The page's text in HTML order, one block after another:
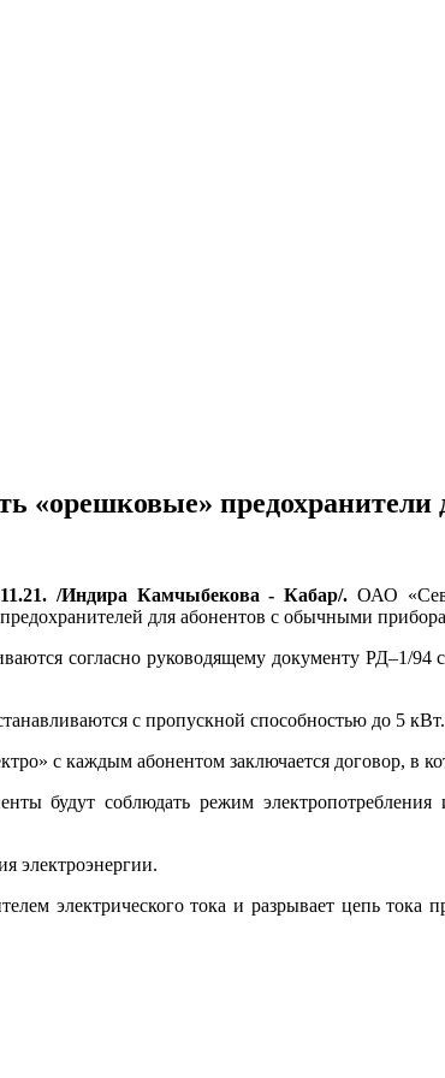
«орешковые» предохранители
/Индира Камчыбекова - Кабар/. ОАО
для абонентов с обычными
согласно руководящему документу РД–1/
с пропускной способностью до 5 кВт.
с каждым абонентом заключается договор, в
будут соблюдать режим
электроэнергии.
электрического тока и разрывает цепь